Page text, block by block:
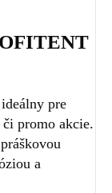
pre
promo akcie.
a